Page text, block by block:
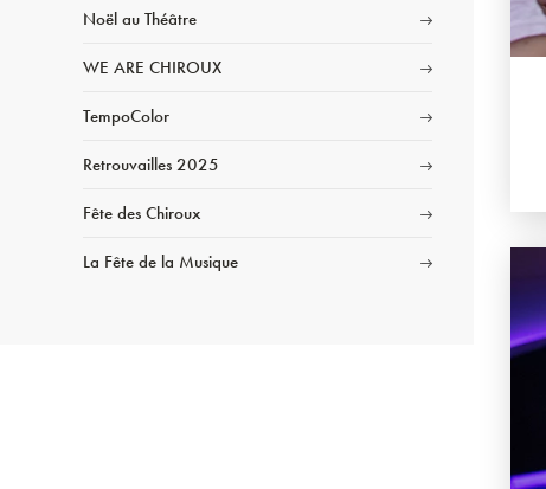
Noël au Théâtre
WE ARE CHIROUX
TempoColor
Retrouvailles 2025
Fête des Chiroux
La Fête de la Musique